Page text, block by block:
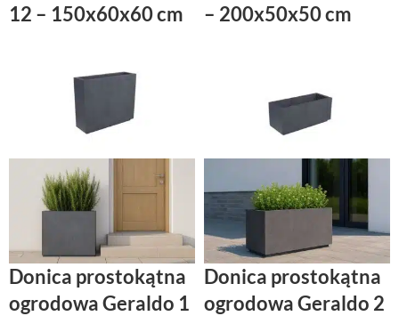
12 – 150x60x60 cm
– 200x50x50 cm
Donica prostokątna
ogrodowa Geraldo 1
Donica prostokątna
ogrodowa Geraldo 2